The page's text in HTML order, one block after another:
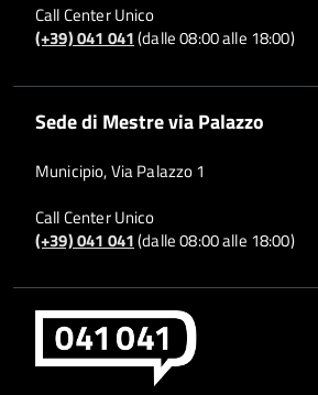
Call Center Unico
(+39) 041 041(dalle 08:00 alle 18:00)
Sede di Mestre via Palazzo
Municipio, Via Palazzo 1
Call Center Unico
(+39) 041 041(dalle 08:00 alle 18:00)